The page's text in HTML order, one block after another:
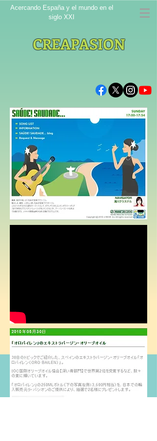
Acercando España y el mundo en el
siglo XXI
CREAPASION